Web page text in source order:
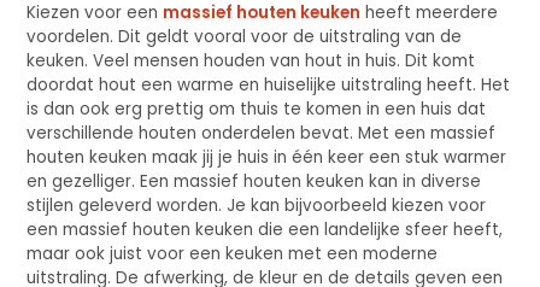
Kiezen voor een massief houten keuken heeft meerdere
voordelen. Dit geldt vooral voor de uitstraling van de
keuken. Veel mensen houden van hout in huis. Dit komt
doordat hout een warme en huiselijke uitstraling heeft. Het
is dan ook erg prettig om thuis te komen in een huis dat
verschillende houten onderdelen bevat. Met een massief
houten keuken maak jij je huis in één keer een stuk warmer
en gezelliger. Een massief houten keuken kan in diverse
stijlen geleverd worden. Je kan bijvoorbeeld kiezen voor
een massief houten keuken die een landelijke sfeer heeft,
maar ook juist voor een keuken met een moderne
uitstraling. De afwerking, de kleur en de details geven een